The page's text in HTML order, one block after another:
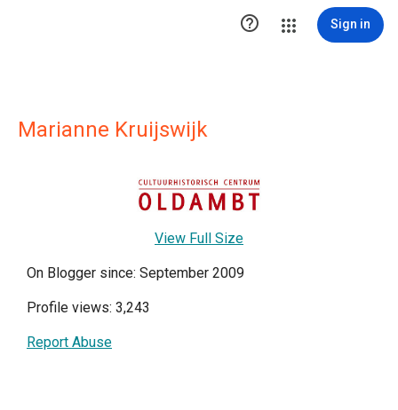
 Sign in
Marianne Kruijswijk
View Full Size
On Blogger since: September 2009
Profile views: 3,243
Report Abuse